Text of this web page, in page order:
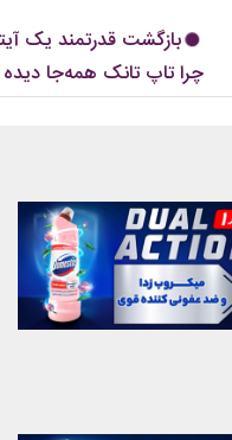
استایل نوید محمدزاده...
بازگشت قدرتمند یک
چرا تاپ تانک همه‌جا